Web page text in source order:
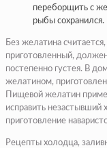
переборщить с
рыбы сохранился.
Без желатина
приготовленный,
постепенно густея. В
желатином,
Пищевой желатин
исправить незастывший
приготовление
Рецепты холодца,